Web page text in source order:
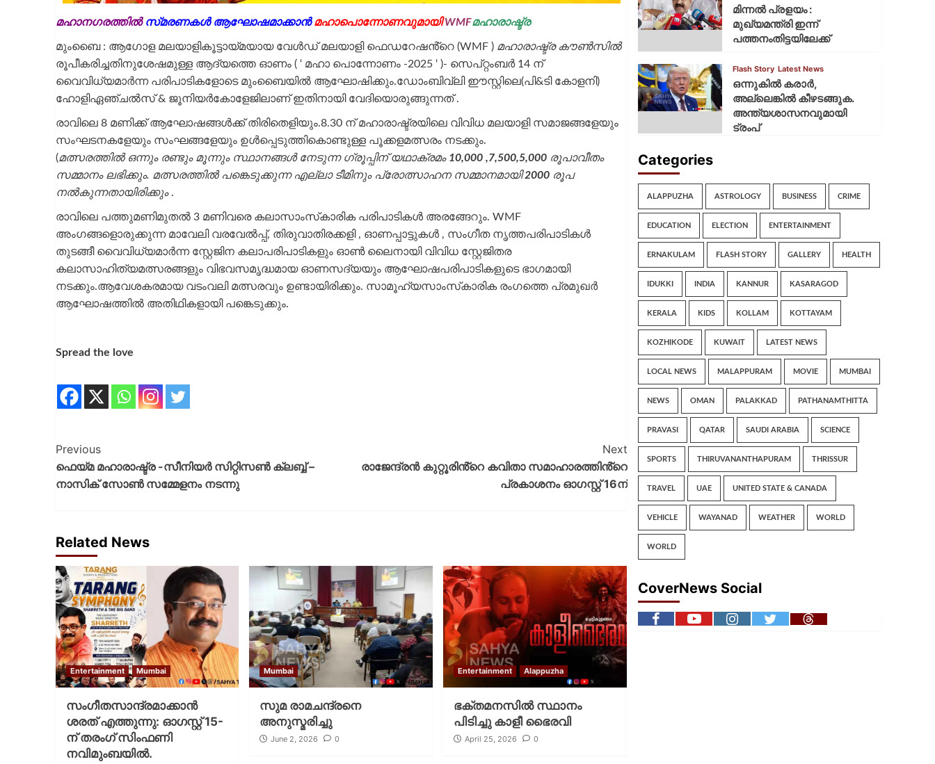
മഹാനഗരത്തിൽ സ്‌മരണകൾ ആഘോഷമാക്കാൻ മഹാപൊന്നോണവുമായി WMFമഹാരാഷ്ട്ര
മുംബൈ : ആഗോള മലയാളികൂട്ടായ്‌മയായ വേൾഡ് മലയാളി ഫെഡറേഷൻ്റെ (WMF ) മഹാരാഷ്ട്ര കൗൺസിൽ
രൂപീകരിച്ചതിനുശേഷമുള്ള ആദ്യത്തെ ഓണം ( ‘ മഹാ പൊന്നോണം -2025 ‘ )- സെപ്റ്റംബർ 14 ന്
വൈവിധ്യമാർന്ന പരിപാടികളോടെ മുംബൈയിൽ ആഘോഷിക്കും.ഡോംബിവ്ലി ഈസ്റ്റിലെ(പി&ടി കോളനി)
ഹോളിഏഞ്ചൽസ്‌ & ജൂനിയർകോളേജിലാണ് ഇതിനായി വേദിയൊരുങ്ങുന്നത് .
രാവിലെ 8 മണിക്ക് ആഘോഷങ്ങൾക്ക് തിരിതെളിയും.8.30 ന് മഹാരാഷ്ട്രയിലെ വിവിധ മലയാളി സമാജങ്ങളേയും
സംഘടനകളേയും സംഘങ്ങളേയും ഉൾപ്പെടുത്തികൊണ്ടുള്ള പൂക്കളമത്സരം നടക്കും.
(മത്സരത്തിൽ ഒന്നും രണ്ടും മൂന്നും സ്ഥാനങ്ങൾ നേടുന്ന ഗ്രൂപ്പിന് യഥാക്രമം 10,000 ,7,500,5,000രൂപാവീതം
സമ്മാനം ലഭിക്കും. മത്സരത്തിൽ പങ്കെടുക്കുന്ന എല്ലാ ടീമിനും പ്രോത്സാഹന സമ്മാനമായി2000രൂപ
നൽകുന്നതായിരിക്കും.
രാവിലെ പത്തുമണിമുതൽ 3 മണിവരെ കലാസാംസ്‌കാരിക പരിപാടികൾ അരങ്ങേറും. WMF
അംഗങ്ങളൊരുക്കുന്ന മാവേലി വരവേൽപ്പ്, തിരുവാതിരക്കളി , ഓണപ്പാട്ടുകൾ , സംഗീത നൃത്തപരിപാടികൾ
തുടങ്ങീ വൈവിധ്യമാർന്ന സ്റ്റേജിന കലാപരിപാടികളും ഓൺ ലൈനായി വിവിധ സ്റ്റേജിതര
കലാസാഹിത്യമത്സരങ്ങളും വിഭവസമൃദ്ധമായ ഓണസദ്യയും ആഘോഷപരിപാടികളുടെ ഭാഗമായി
നടക്കും.ആവേശകരമായ വടംവലി മത്സരവും ഉണ്ടായിരിക്കും. സാമൂഹ്യസാംസ്‌കാരിക രംഗത്തെ പ്രമുഖർ
ആഘോഷത്തിൽ അതിഥികളായി പങ്കെടുക്കും.
Spread the love
Previous
ഫെയ്മ മഹാരാഷ്ട്ര -സീനിയർ സിറ്റിസൺ ക്ലബ്ബ് –
നാസിക് സോൺ സമ്മേളനം നടന്നു
Next
രാജേന്ദ്രൻ കുറ്റൂരിൻ്റെ കവിതാ സമാഹാരത്തിൻ്റെ
പ്രകാശനം ഓഗസ്റ്റ് 16ന്
Related News
Entertainment Mumbai
സംഗീതസാന്ദ്രമാക്കാൻ
ശരത് എത്തുന്നു: ഓഗസ്റ്റ് 15-
ന് തരംഗ് സിംഫണി
നവിമുംബയിൽ.
Mumbai
സുമ രാമചന്ദ്രനെ
അനുസ്മരിച്ചു
June 2, 2026 0
Entertainment Alappuzha
ഭക്തമനസിൽ സ്ഥാനം
പിടിച്ചു കാളീ ഭൈരവി
April 25, 2026 0
മിന്നല്‍ പ്രളയം :
മുഖ്യമന്ത്രി ഇന്ന്
പത്തനംതിട്ടയിലേക്ക്
Flash Story Latest News
ഒന്നുകില്‍ കരാര്‍,
അല്ലെങ്കില്‍ കീഴടങ്ങുക.
അന്ത്യശാസനവുമായി
ട്രംപ്
Categories
ALAPPUZHA ASTROLOGY BUSINESS CRIME
EDUCATION ELECTION ENTERTAINMENT
ERNAKULAM FLASH STORY GALLERY HEALTH
IDUKKI INDIA KANNUR KASARAGOD
KERALA KIDS KOLLAM KOTTAYAM
KOZHIKODE KUWAIT LATEST NEWS
LOCAL NEWS MALAPPURAM MOVIE MUMBAI
NEWS OMAN PALAKKAD PATHANAMTHITTA
PRAVASI QATAR SAUDI ARABIA SCIENCE
SPORTS THIRUVANANTHAPURAM THRISSUR
TRAVEL UAE UNITED STATE & CANADA
VEHICLE WAYANAD WEATHER WORLD
WORLD
CoverNews Social